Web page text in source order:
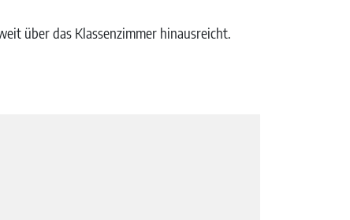
über das Klassenzimmer hinausreicht.